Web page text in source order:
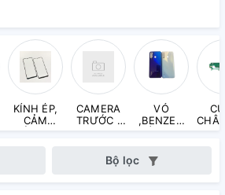
KÍNH ÉP,
CẢM
ỨNG,
CAMERA
TRƯỚC ,
CAMERA
VỎ
,BENZEN
VÀ PHỤ
MÁY
Bộ lọc